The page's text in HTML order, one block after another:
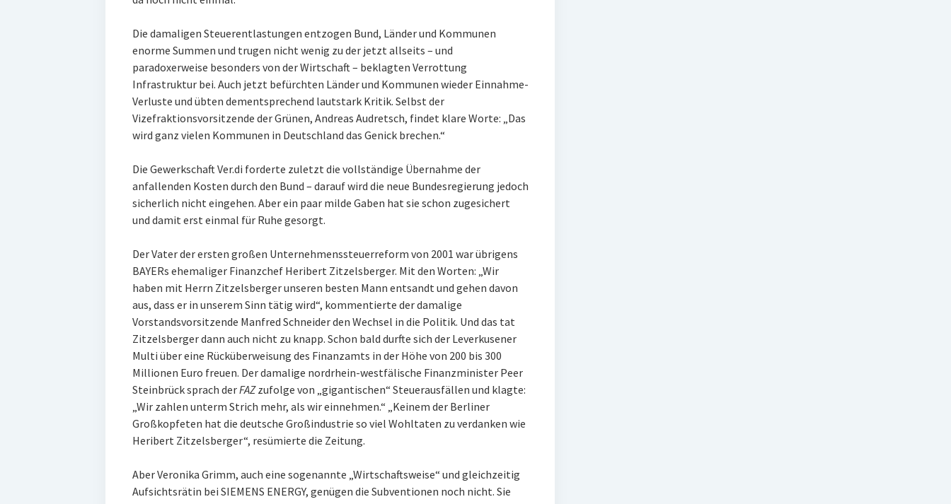
Die damaligen Steuerentlastungen entzogen Bund, Länder und Kommunen
enorme Summen und trugen nicht wenig zu der jetzt allseits – und
paradoxerweise besonders von der Wirtschaft – beklagten Verrottung
Infrastruktur bei. Auch jetzt befürchten Länder und Kommunen wieder Einnahme-
Verluste und übten dementsprechend lautstark Kritik. Selbst der
Vizefraktionsvorsitzende der Grünen, Andreas Audretsch, findet klare Worte: „Das
wird ganz vielen Kommunen in Deutschland das Genick brechen.“
Die Gewerkschaft Ver.di forderte zuletzt die vollständige Übernahme der
anfallenden Kosten durch den Bund – darauf wird die neue Bundesregierung jedoch
sicherlich nicht eingehen. Aber ein paar milde Gaben hat sie schon zugesichert
und damit erst einmal für Ruhe gesorgt.
Der Vater der ersten großen Unternehmenssteuerreform von 2001 war übrigens
BAYERs ehemaliger Finanzchef Heribert Zitzelsberger. Mit den Worten: „Wir
haben mit Herrn Zitzelsberger unseren besten Mann entsandt und gehen davon
aus, dass er in unserem Sinn tätig wird“, kommentierte der damalige
Vorstandsvorsitzende Manfred Schneider den Wechsel in die Politik. Und das tat
Zitzelsberger dann auch nicht zu knapp. Schon bald durfte sich der Leverkusener
Multi über eine Rücküberweisung des Finanzamts in der Höhe von 200 bis 300
Millionen Euro freuen. Der damalige nordrhein-westfälische Finanzminister Peer
Steinbrück sprach derFAZzufolge von „gigantischen“ Steuerausfällen und klagte:
„Wir zahlen unterm Strich mehr, als wir einnehmen.“ „Keinem der Berliner
Großkopfeten hat die deutsche Großindustrie so viel Wohltaten zu verdanken wie
Heribert Zitzelsberger“, resümierte die Zeitung.
Aber Veronika Grimm, auch eine sogenannte „Wirtschaftsweise“ und gleichzeitig
Aufsichtsrätin bei SIEMENS ENERGY, genügen die Subventionen noch nicht. Sie